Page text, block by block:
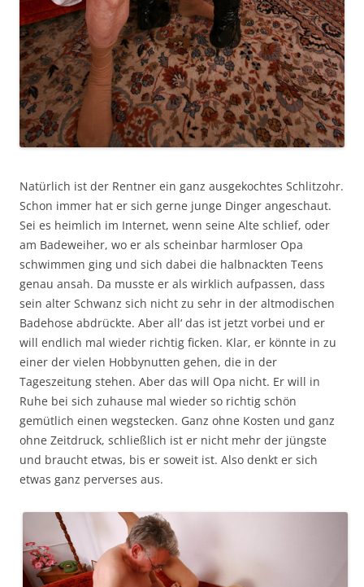
Natürlich ist der Rentner ein ganz ausgekochtes Schlitzohr.
Schon immer hat er sich gerne junge Dinger angeschaut.
Sei es heimlich im Internet, wenn seine Alte schlief, oder
am Badeweiher, wo er als scheinbar harmloser Opa
schwimmen ging und sich dabei die halbnackten Teens
genau ansah. Da musste er als wirklich aufpassen, dass
sein alter Schwanz sich nicht zu sehr in der altmodischen
Badehose abdrückte. Aber all‘ das ist jetzt vorbei und er
will endlich mal wieder richtig ficken. Klar, er könnte in zu
einer der vielen Hobbynutten gehen, die in der
Tageszeitung stehen. Aber das will Opa nicht. Er will in
Ruhe bei sich zuhause mal wieder so richtig schön
gemütlich einen wegstecken. Ganz ohne Kosten und ganz
ohne Zeitdruck, schließlich ist er nicht mehr der jüngste
und braucht etwas, bis er soweit ist. Also denkt er sich
etwas ganz perverses aus.